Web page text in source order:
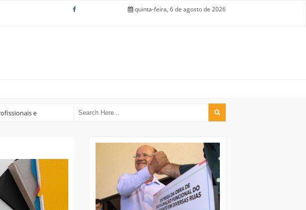
quinta-feira, 6 de agosto de 2026
e